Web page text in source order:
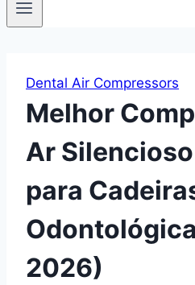
Dental Air Compressors
Melhor
Ar
para
2026)